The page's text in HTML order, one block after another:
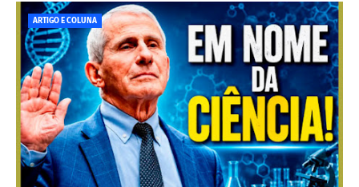
ARTIGO E COLUNA